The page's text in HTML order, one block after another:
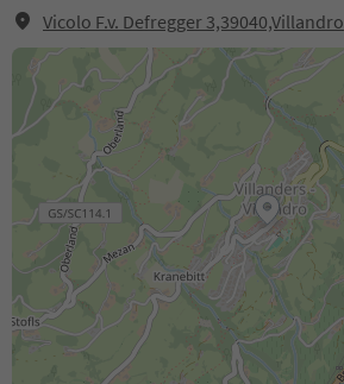
Vicolo F.v. Defregger 3,39040,Villandro